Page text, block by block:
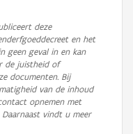
deze
en het
geen geval in en kan
de juistheid of
documenten. Bij
van de inhoud
opnemen met
Daarnaast vindt u meer